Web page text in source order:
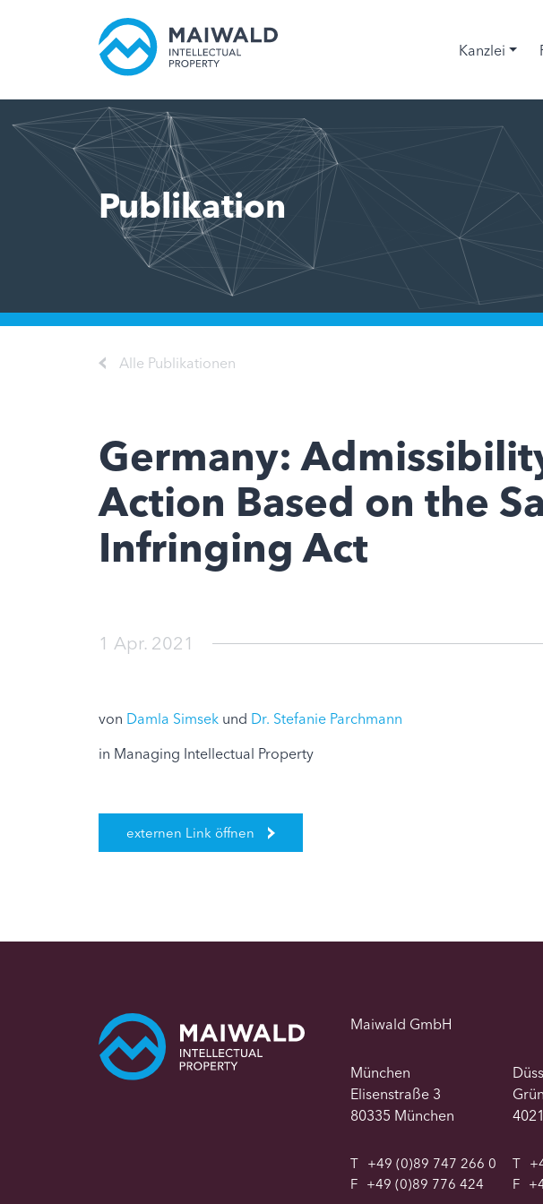
Kanzlei
Publikation
Alle Publikationen
Germany:
Action Based on the
Infringing Act
1 Apr. 2021
von Damla Simsekund Dr. Stefanie Parchmann
in Managing Intellectual Property
externen Link öffnen
Maiwald GmbH
München
Elisenstraße 3
80335 München
T +49 (0)89 747 266 0
F +49 (0)89 776 424
T
F